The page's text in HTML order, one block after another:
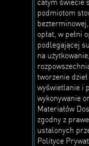
podmiotom
opłat, w pełni
podlegającej
na
tworzenie
wyświetlanie i
wykonywanie
Materiałów
zgodny z
ustalonych
Polityce